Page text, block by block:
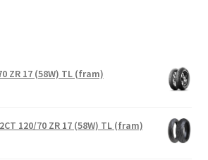
ZR 17 (58W) TL (fram)
120/70 ZR 17 (58W) TL (fram)